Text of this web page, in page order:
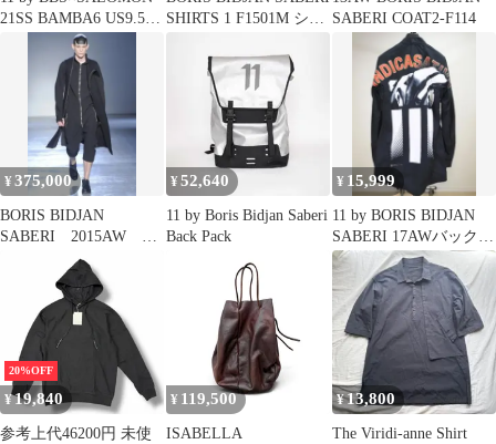
21SS BAMBA6 US9.5
SHIRTS 1 F1501M シャ SABERI COAT2-F114
¥375,000
BORIS BIDJAN
SABERI 2015AW コ
¥52,640
11 by Boris Bidjan Saberi
Back Pack
¥ 15,999
11 by BORIS BIDJAN
SABERI 17AWバックプ
リントシャツ
20%OFF
¥ 19,840
参考上代46200円 未使
¥ 119,500
ISABELLA
¥13,800
The Viridi-anne Shirt